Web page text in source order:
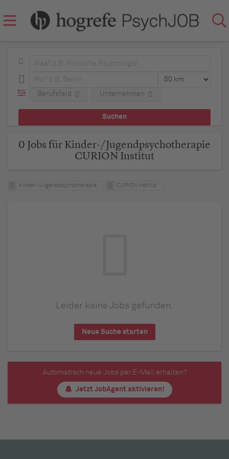
Berufsfeld Unternehmen
0 Jobs für Kinder-/Jugendpsychotherapie
CURION Institut
Kinder-/Jugendpsychotherapie CURION Institut
Leider keine Jobs gefunden.
Neue Suche starten
Automatisch neue Jobs per E-Mail erhalten?
Jetzt JobAgent aktivieren!